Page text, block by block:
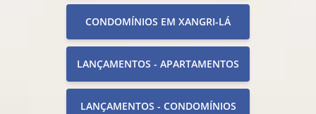
CONDOMÍNIOS EM XANGRI-LÁ
LANÇAMENTOS - APARTAMENTOS
LANÇAMENTOS - CONDOMÍNIOS